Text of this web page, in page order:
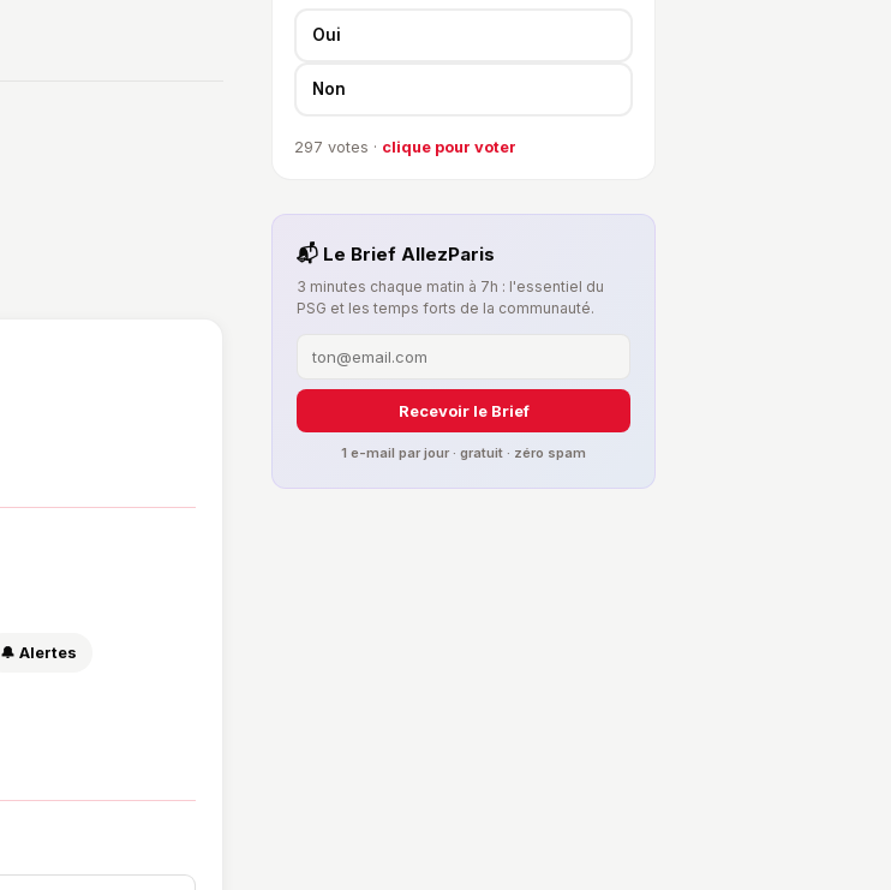
🔔 Alertes
Oui
Non
297 votes · clique pour voter
📬 Le Brief AllezParis
3 minutes chaque matin à 7h : l'essentiel du
PSG et les temps forts de la communauté.
Recevoir le Brief
1 e-mail par jour · gratuit · zéro spam